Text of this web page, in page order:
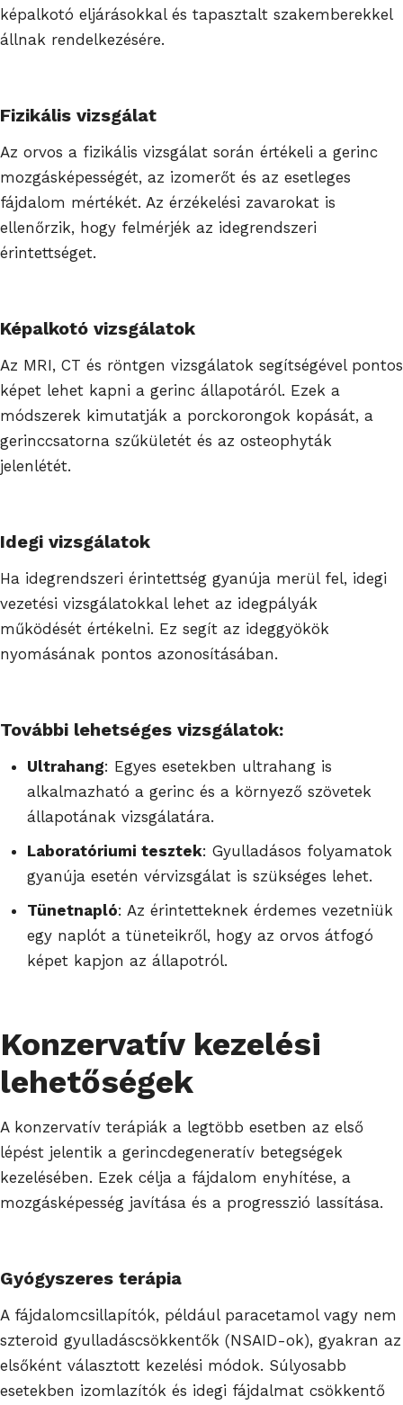
képalkotó eljárásokkal és tapasztalt szakemberekkel
állnak rendelkezésére.
Fizikális vizsgálat
Az orvos a fizikális vizsgálat során értékeli a gerinc
mozgásképességét, az izomerőt és az esetleges
fájdalom mértékét. Az érzékelési zavarokat is
ellenőrzik, hogy felmérjék az idegrendszeri
érintettséget.
Képalkotó vizsgálatok
Az MRI, CT és röntgen vizsgálatok segítségével pontos
képet lehet kapni a gerinc állapotáról. Ezek a
módszerek kimutatják a porckorongok kopását, a
gerinccsatorna szűkületét és az osteophyták
jelenlétét.
Idegi vizsgálatok
Ha idegrendszeri érintettség gyanúja merül fel, idegi
vezetési vizsgálatokkal lehet az idegpályák
működését értékelni. Ez segít az ideggyökök
nyomásának pontos azonosításában.
További lehetséges vizsgálatok:
Ultrahang: Egyes esetekben ultrahang is
alkalmazható a gerinc és a környező szövetek
állapotának vizsgálatára.
Laboratóriumi tesztek: Gyulladásos folyamatok
gyanúja esetén vérvizsgálat is szükséges lehet.
Tünetnapló: Az érintetteknek érdemes vezetniük
egy naplót a tüneteikről, hogy az orvos átfogó
képet kapjon az állapotról.
Konzervatív kezelési
lehetőségek
A konzervatív terápiák a legtöbb esetben az első
lépést jelentik a gerincdegeneratív betegségek
kezelésében. Ezek célja a fájdalom enyhítése, a
mozgásképesség javítása és a progresszió lassítása.
Gyógyszeres terápia
A fájdalomcsillapítók, például paracetamol vagy nem
szteroid gyulladáscsökkentők (NSAID-ok), gyakran az
elsőként választott kezelési módok. Súlyosabb
esetekben izomlazítók és idegi fájdalmat csökkentő